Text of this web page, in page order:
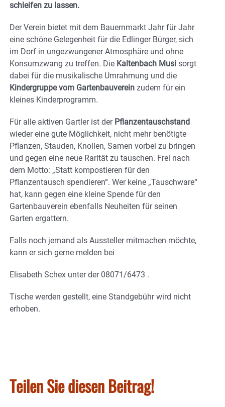
schleifen zu lassen.
Der Verein bietet mit dem Bauernmarkt Jahr für Jahr
eine schöne Gelegenheit für die Edlinger Bürger, sich
im Dorf in ungezwungener Atmosphäre und ohne
Konsumzwang zu treffen. Die Kaltenbach Musi sorgt
dabei für die musikalische Umrahmung und die
Kindergruppe vom Gartenbauverein zudem für ein
kleines Kinderprogramm.
Für alle aktiven Gartler ist der Pflanzentauschstand
wieder eine gute Möglichkeit, nicht mehr benötigte
Pflanzen, Stauden, Knollen, Samen vorbei zu bringen
und gegen eine neue Rarität zu tauschen. Frei nach
dem Motto: „Statt kompostieren für den
Pflanzentausch spendieren“. Wer keine „Tauschware“
hat, kann gegen eine kleine Spende für den
Gartenbauverein ebenfalls Neuheiten für seinen
Garten ergattern.
Falls noch jemand als Aussteller mitmachen möchte,
kann er sich gerne melden bei
Elisabeth Schex unter der 08071/6473 .
Tische werden gestellt, eine Standgebühr wird nicht
erhoben.
Teilen Sie diesen Beitrag!